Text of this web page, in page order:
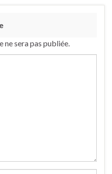
ne sera pas publiée.